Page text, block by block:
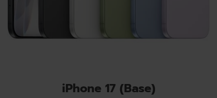
iPhone 17 (Base)